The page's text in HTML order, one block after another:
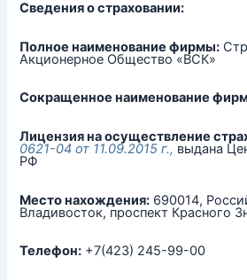
Сведения о страховании:
Полное наименование фирмы:
Акционерное Общество «ВСК»
Сокращенное наименование
Лицензия на осуществление
0621-04 от 11.09.2015 г., выдана
РФ
Место нахождения: 690014,
Владивосток, проспект Красного
Телефон: +7(423) 245-99-00